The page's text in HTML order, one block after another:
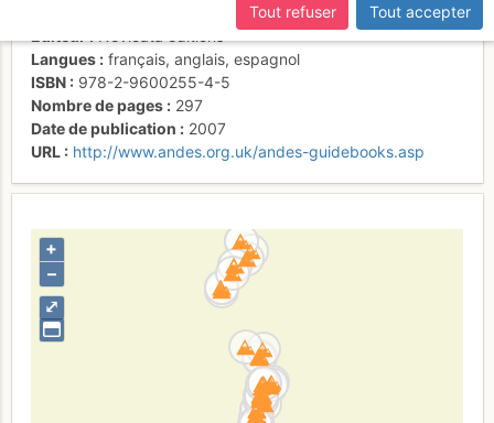
Langues
français, anglais, espagnol
ISBN
978-2-9600255-4-5
Nombre de pages
297
Date de publication
2007
URL
http://www.andes.org.uk/andes-guidebooks.asp
⤢
+
–
Tout refuser
Tout accepter